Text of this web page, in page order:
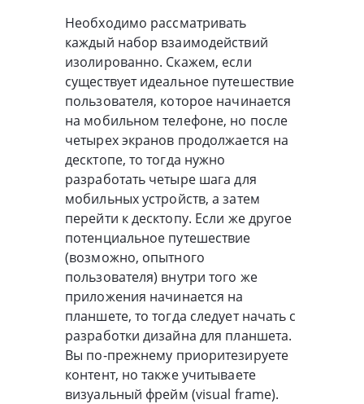
Необходимо рассматривать
каждый набор взаимодействий
изолированно. Скажем, если
существует идеальное путешествие
пользователя, которое начинается
на мобильном телефоне, но после
четырех экранов продолжается на
десктопе, то тогда нужно
разработать четыре шага для
мобильных устройств, а затем
перейти к десктопу. Если же другое
потенциальное путешествие
(возможно, опытного
пользователя) внутри того же
приложения начинается на
планшете, то тогда следует начать с
разработки дизайна для планшета.
Вы по-прежнему приоритезируете
контент, но также учитываете
визуальный фрейм (visual frame).